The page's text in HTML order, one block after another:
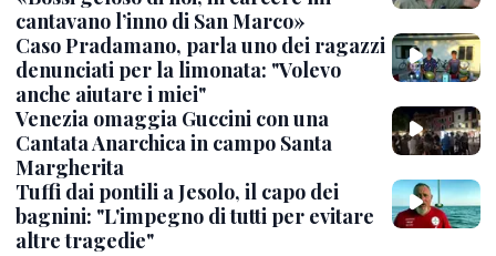
cantavano l’inno di San Marco»
Caso Pradamano, parla uno dei ragazzi
denunciati per la limonata: "Volevo
anche aiutare i miei"
Venezia omaggia Guccini con una
Cantata Anarchica in campo Santa
Margherita
Tuffi dai pontili a Jesolo, il capo dei
bagnini: "L'impegno di tutti per evitare
altre tragedie"